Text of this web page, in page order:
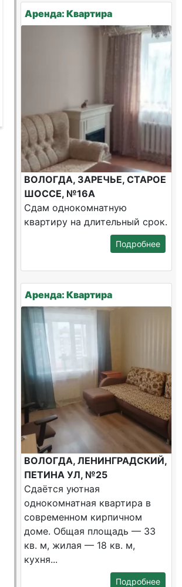
Аренда: Квартира
ВОЛОГДА, ЗАРЕЧЬЕ, СТАРОЕ
ШОССЕ, №16А
Сдам однокомнатную
квартиру на длительный срок.
Подробнее
Аренда: Квартира
ВОЛОГДА, ЛЕНИНГРАДСКИЙ,
ПЕТИНА УЛ, №25
Сдаётся уютная
однокомнатная квартира в
современном кирпичном
доме. Общая площадь — 33
кв. м, жилая — 18 кв. м,
кухня...
Подробнее